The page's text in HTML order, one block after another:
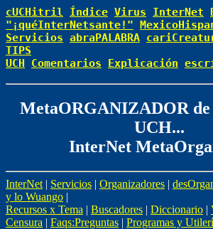
cUCHitril Índice Virus InterNet
"¡quéInterNetsante!"
Servicios abraPALABRA
TIPS
UCH
Comentarios Explicación
MetaORGANIZADOR
UCH...
InterNet
InterNet | Servicios | Organizadores |
y lo Wuango |
Recursos x Tema | Buscadores | Diccionario |
Censura | Faqs:Preguntas | Programas y